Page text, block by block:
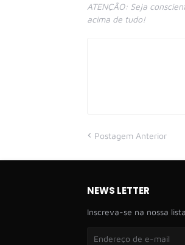
ATENÇÃO: Seja
acima de tudo!
Postagem Anterior
NEWS LETTER
Inscreva-se na nossa